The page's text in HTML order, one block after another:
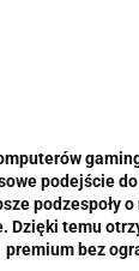
podejście
podzespoły
Dzięki temu
premium bez